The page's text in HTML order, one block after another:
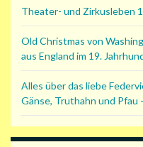
Theater- und Zirkusleben
Old Christmas von
aus England im 19.
Alles über das liebe
Gänse, Truthahn und Pfau